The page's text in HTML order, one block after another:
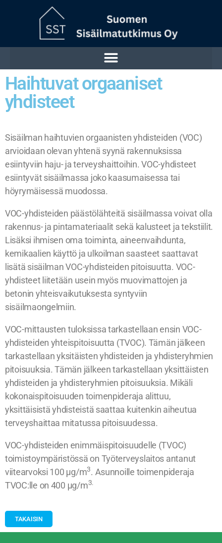
Haihtuvat orgaaniset
yhdisteet
Sisäilman haihtuvien orgaanisten yhdisteiden (VOC)
arvioidaan olevan yhtenä syynä rakennuksissa
esiintyviin haju- ja terveyshaittoihin. VOC-yhdisteet
esiintyvät sisäilmassa joko kaasumaisessa tai
höyrymäisessä muodossa.
VOC-yhdisteiden päästölähteitä sisäilmassa voivat olla
rakennus- ja pintamateriaalit sekä kalusteet ja tekstiilit.
Lisäksi ihmisen oma toiminta, aineenvaihdunta,
kemikaalien käyttö ja ulkoilman saasteet saattavat
lisätä sisäilman VOC-yhdisteiden pitoisuutta. VOC-
yhdisteet liitetään usein myös muovimattojen ja
betonin yhteisvaikutuksesta syntyviin
sisäilmaongelmiin.
VOC-mittausten tuloksissa tarkastellaan ensin VOC-
yhdisteiden yhteispitoisuutta (TVOC). Tämän jälkeen
tarkastellaan yksitäisten yhdisteiden ja yhdisteryhmien
pitoisuuksia. Tämän jälkeen tarkastellaan yksittäisten
yhdisteiden ja yhdisteryhmien pitoisuuksia. Mikäli
kokonaispitoisuuden toimenpideraja alittuu,
yksittäisistä yhdisteistä saattaa kuitenkin aiheutua
terveyshaittaa mitatussa pitoisuudessa.
VOC-yhdisteiden enimmäispitoisuudelle (TVOC)
toimistoympäristössä on Työterveyslaitos antanut
viitearvoksi 100 μg/m3. Asunnoille toimenpideraja
TVOC:lle on 400 μg/m3.
TAKAISIN